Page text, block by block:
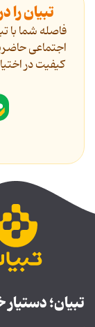
تبیان
فاصله شما با
اجتماعی
کیفیت در
تبیان؛ دستیار